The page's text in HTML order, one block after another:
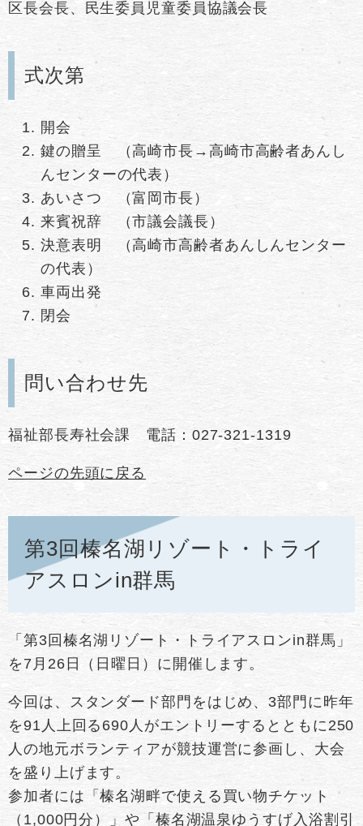
区長会長、民生委員児童委員協議会長
式次第
開会
鍵の贈呈 （高崎市長→高崎市高齢者あんし
んセンターの代表）
あいさつ （富岡市長）
来賓祝辞 （市議会議長）
決意表明 （高崎市高齢者あんしんセンター
の代表）
車両出発
閉会
問い合わせ先
福祉部長寿社会課 電話：027-321-1319
ページの先頭に戻る
第3回榛名湖リゾート・トライ
アスロンin群馬
「第3回榛名湖リゾート・トライアスロンin群馬」
を7月26日（日曜日）に開催します。
今回は、スタンダード部門をはじめ、3部門に昨年
を91人上回る690人がエントリーするとともに250
人の地元ボランティアが競技運営に参画し、大会
を盛り上げます。
参加者には「榛名湖畔で使える買い物チケット
（1,000円分）」や「榛名湖温泉ゆうすげ入浴割引